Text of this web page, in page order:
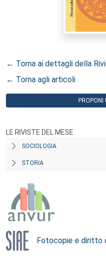
← Torna ai dettagli della
← Torna agli articoli
LE RIVISTE DEL MESE
SOCIOLOGIA
STORIA
Fotocopie e diritto